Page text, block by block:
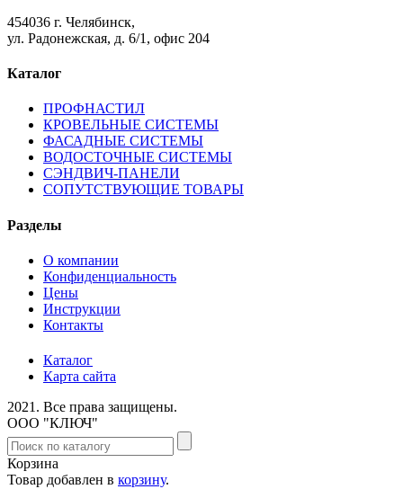
454036 г. Челябинск,
ул. Радонежская, д. 6/1, офис 204
Каталог
ПРОФНАСТИЛ
КРОВЕЛЬНЫЕ СИСТЕМЫ
ФАСАДНЫЕ СИСТЕМЫ
ВОДОСТОЧНЫЕ СИСТЕМЫ
СЭНДВИЧ-ПАНЕЛИ
СОПУТСТВУЮЩИЕ ТОВАРЫ
Разделы
О компании
Конфиденциальность
Цены
Инструкции
Контакты
Каталог
Карта сайта
2021. Все права защищены.
ООО "КЛЮЧ"
Корзина
Товар добавлен в корзину.